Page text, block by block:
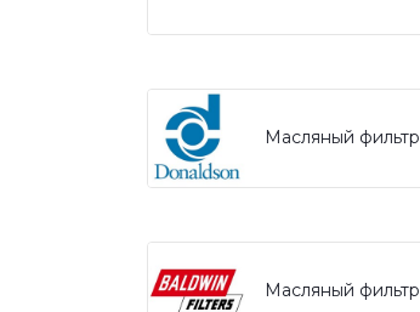
Масляный фильтр
Масляный фильтр